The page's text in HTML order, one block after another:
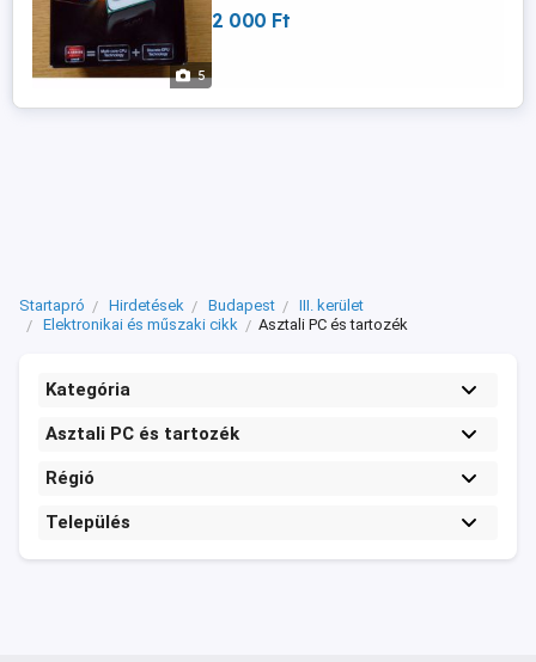
5
2 000 Ft
Startapró Hirdetések Budapest
III. kerület
Elektronikai és műszaki cikk
Asztali PC és tartozék
Kategória
Asztali PC és tartozék
Régió
Település